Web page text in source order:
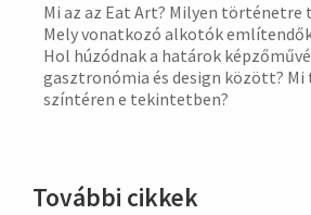
Mi az az Eat Art? Milyen történetre
Mely vonatkozó alkotók
Hol húzódnak a határok
gasztronómia és design között?
színtéren e tekintetben?
További cikkek